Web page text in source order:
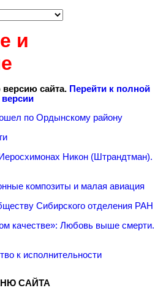
и
сайта. Перейти к полной
версии
по Ордынскому району
Никон (Штрандтман).
композиты и малая авиация
Сибирского отделения РАН
качестве»: Любовь выше смерти.
к исполнительности
САЙТА